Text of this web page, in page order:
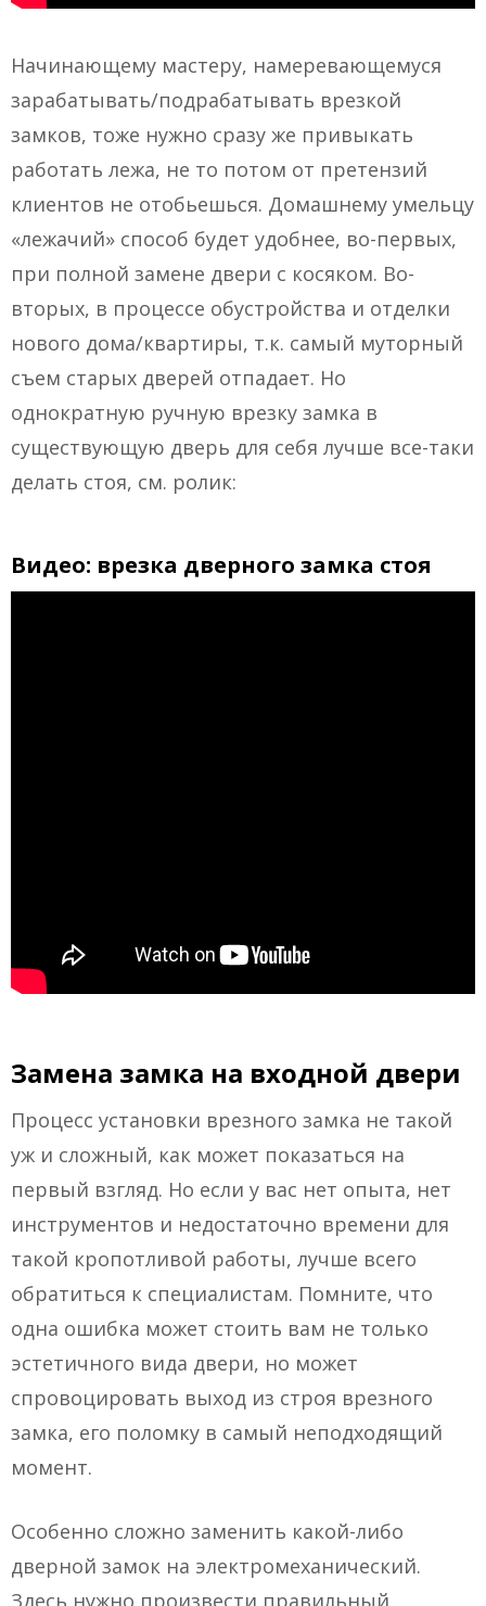
Начинающему мастеру, намеревающемуся
зарабатывать/подрабатывать врезкой
замков, тоже нужно сразу же привыкать
работать лежа, не то потом от претензий
клиентов не отобьешься. Домашнему умельцу
«лежачий» способ будет удобнее, во-первых,
при полной замене двери с косяком. Во-
вторых, в процессе обустройства и отделки
нового дома/квартиры, т.к. самый муторный
съем старых дверей отпадает. Но
однократную ручную врезку замка в
существующую дверь для себя лучше все-таки
делать стоя, см. ролик:
Видео: врезка дверного замка стоя
Замена замка на входной двери
Процесс установки врезного замка не такой
уж и сложный, как может показаться на
первый взгляд. Но если у вас нет опыта, нет
инструментов и недостаточно времени для
такой кропотливой работы, лучше всего
обратиться к специалистам. Помните, что
одна ошибка может стоить вам не только
эстетичного вида двери, но может
спровоцировать выход из строя врезного
замка, его поломку в самый неподходящий
момент.
Особенно сложно заменить какой-либо
дверной замок на электромеханический.
Здесь нужно произвести правильный